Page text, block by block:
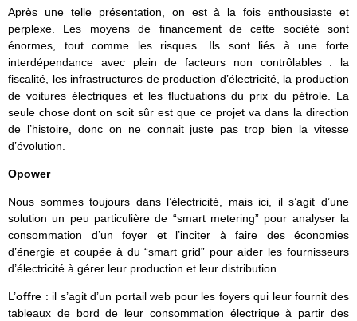
Après une telle présentation, on est à la fois enthousiaste et
perplexe. Les moyens de financement de cette société sont
énormes, tout comme les risques. Ils sont liés à une forte
interdépendance avec plein de facteurs non contrôlables : la
fiscalité, les infrastructures de production d’électricité, la production
de voitures électriques et les fluctuations du prix du pétrole. La
seule chose dont on soit sûr est que ce projet va dans la direction
de l’histoire, donc on ne connait juste pas trop bien la vitesse
d’évolution.
Opower
Nous sommes toujours dans l’électricité, mais ici, il s’agit d’une
solution un peu particulière de “smart metering” pour analyser la
consommation d’un foyer et l’inciter à faire des économies
d’énergie et coupée à du “smart grid” pour aider les fournisseurs
d’électricité à gérer leur production et leur distribution.
L’offre : il s’agit d’un portail web pour les foyers qui leur fournit des
tableaux de bord de leur consommation électrique à partir des